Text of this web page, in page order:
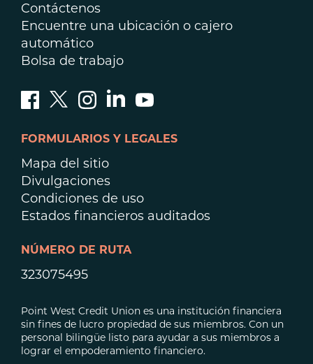
Contáctenos
Encuentre una ubicación o cajero
automático
Bolsa de trabajo
FORMULARIOS Y LEGALES
Mapa del sitio
Divulgaciones
Condiciones de uso
Estados financieros auditados
NÚMERO DE RUTA
323075495
Point West Credit Union es una institución financiera
sin fines de lucro propiedad de sus miembros. Con un
personal bilingüe listo para ayudar a sus miembros a
lograr el empoderamiento financiero.